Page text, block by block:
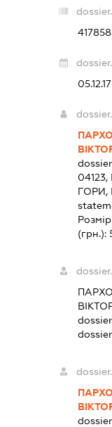
05.12.17
ГОРИ,
(грн.):